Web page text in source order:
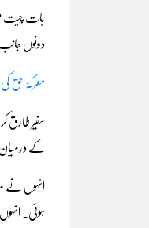
بات چیت
دونوں
معرکۂ حق
سفیر
کے
انہوں نے
ہوئی۔